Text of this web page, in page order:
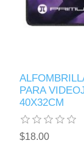
PARA
40X32CM
$18.00